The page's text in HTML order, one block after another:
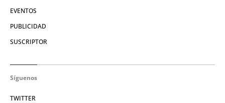
EVENTOS
PUBLICIDAD
SUSCRIPTOR
Síguenos
TWITTER